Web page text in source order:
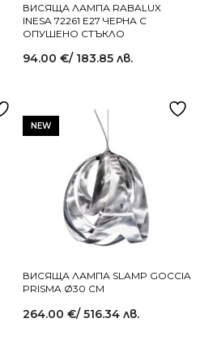
ВИСЯЩА ЛАМПА RABALUX
INESA 72261 E27 ЧЕРНА С
ОПУШЕНО СТЪКЛО
94.00 €/ 183.85 лв.
NEW
ВИСЯЩА ЛАМПА SLAMP GOCCIA
PRISMA Ø30 СМ
264.00 €/ 516.34 лв.